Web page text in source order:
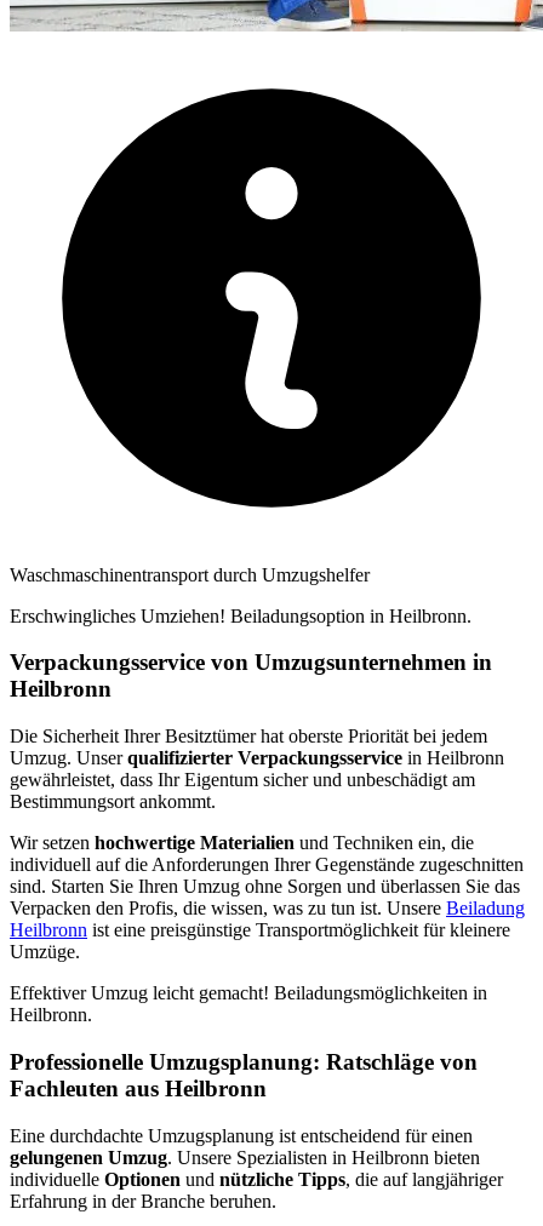
Waschmaschinentransport durch Umzugshelfer
Erschwingliches Umziehen! Beiladungsoption in Heilbronn.
Verpackungsservice von Umzugsunternehmen in
Heilbronn
Die Sicherheit Ihrer Besitztümer hat oberste Priorität bei jedem
Umzug. Unserqualifizierter Verpackungsservice in Heilbronn
gewährleistet, dass Ihr Eigentum sicher und unbeschädigt am
Bestimmungsort ankommt.
Wir setzen hochwertige Materialien und Techniken ein, die
individuell auf die Anforderungen Ihrer Gegenstände zugeschnitten
sind. Starten Sie Ihren Umzug ohne Sorgen und überlassen Sie das
Verpacken den Profis, die wissen, was zu tun ist. Unsere Beiladung
Heilbronn ist eine preisgünstige Transportmöglichkeit für kleinere
Umzüge.
Effektiver Umzug leicht gemacht! Beiladungsmöglichkeiten in
Heilbronn.
Professionelle Umzugsplanung: Ratschläge von
Fachleuten aus Heilbronn
Eine durchdachte Umzugsplanung ist entscheidend für einen
gelungenen Umzug. Unsere Spezialisten in Heilbronn bieten
individuelle Optionen und nützliche Tipps, die auf langjähriger
Erfahrung in der Branche beruhen.